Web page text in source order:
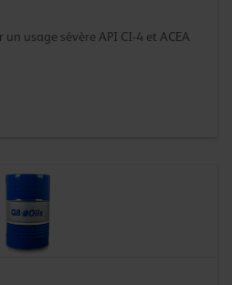
usage sévère API CI-4 et ACEA